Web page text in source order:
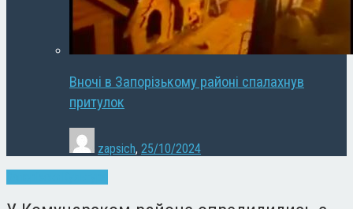
Вночі в Запорізькому районі спалахнув
притулок
zapsich, 25/10/2024